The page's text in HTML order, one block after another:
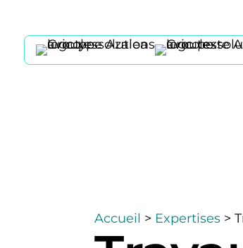
Accueil > Expertises >